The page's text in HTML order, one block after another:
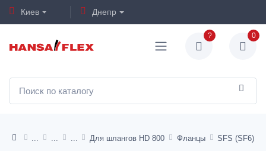
Киев Днепр
? 0
Для шлангов HD 800 Фланцы SFS (SF6)